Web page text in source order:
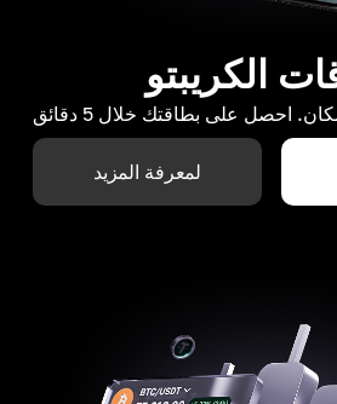
الكريبتو
احصل على بطاقتك خلال 5 دقائق
لمعرفة المزيد